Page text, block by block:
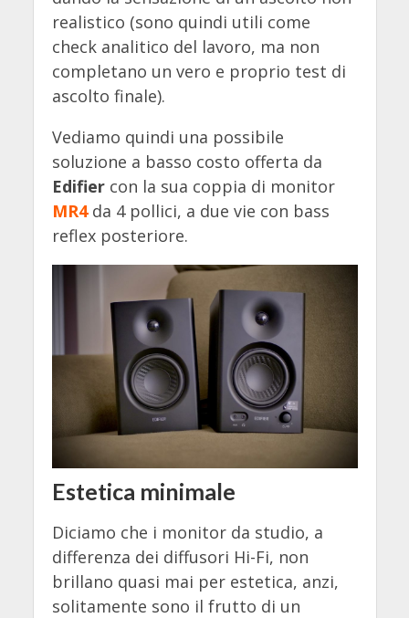
realistico (sono quindi utili come
check analitico del lavoro, ma non
completano un vero e proprio test di
ascolto finale).
Vediamo quindi una possibile
soluzione a basso costo offerta da
Edifier con la sua coppia di monitor
MR4da 4 pollici, a due vie con bass
reflex posteriore.
Estetica minimale
Diciamo che i monitor da studio, a
differenza dei diffusori Hi-Fi, non
brillano quasi mai per estetica, anzi,
solitamente sono il frutto di un